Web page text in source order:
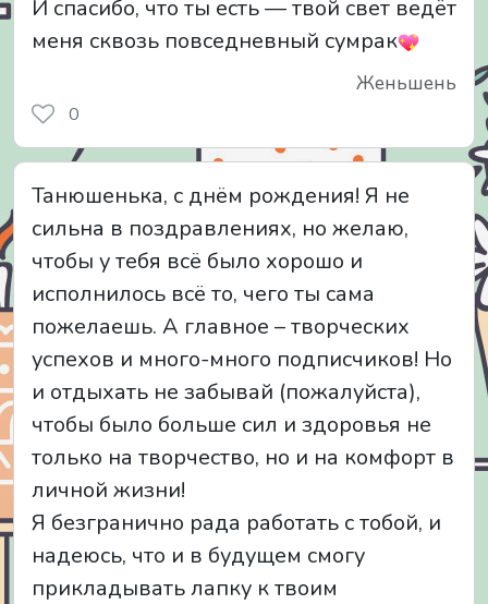
И спасибо, что ты есть — твой свет ведёт
меня сквозь повседневный сумрак
Женьшень
0
Танюшенька, с днём рождения! Я не
сильна в поздравлениях, но желаю,
чтобы у тебя всё было хорошо и
исполнилось всё то, чего ты сама
пожелаешь. А главное – творческих
успехов и много-много подписчиков! Но
и отдыхать не забывай (пожалуйста),
чтобы было больше сил и здоровья не
только на творчество, но и на комфорт в
личной жизни!
Я безгранично рада работать с тобой, и
надеюсь, что и в будущем смогу
прикладывать лапку к твоим